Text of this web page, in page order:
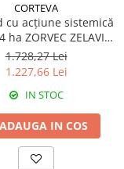
CORTEVA
cu acțiune sistemică
ha ZORVEC ZELAVIN
BRIA
1.728,27 Lei
1.227,66 Lei
IN STOC
ADAUGA IN COS